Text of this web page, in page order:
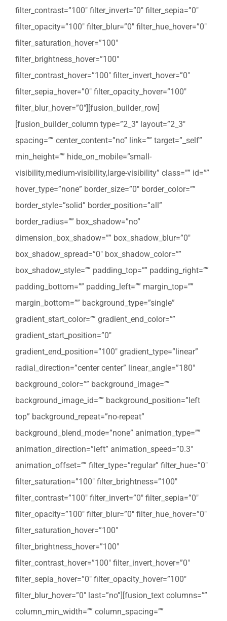
filter_contrast=”100″ filter_invert=”0″ filter_sepia=”0″
filter_opacity=”100″ filter_blur=”0″ filter_hue_hover=”0″
filter_saturation_hover=”100″
filter_brightness_hover=”100″
filter_contrast_hover=”100″ filter_invert_hover=”0″
filter_sepia_hover=”0″ filter_opacity_hover=”100″
filter_blur_hover=”0″][fusion_builder_row]
[fusion_builder_column type=”2_3″ layout=”2_3″
spacing=”” center_content=”no” link=”” target=”_self”
min_height=”” hide_on_mobile=”small-
visibility,medium-visibility,large-visibility” class=”” id=””
hover_type=”none” border_size=”0″ border_color=””
border_style=”solid” border_position=”all”
border_radius=”” box_shadow=”no”
dimension_box_shadow=”” box_shadow_blur=”0″
box_shadow_spread=”0″ box_shadow_color=””
box_shadow_style=”” padding_top=”” padding_right=””
padding_bottom=”” padding_left=”” margin_top=””
margin_bottom=”” background_type=”single”
gradient_start_color=”” gradient_end_color=””
gradient_start_position=”0″
gradient_end_position=”100″ gradient_type=”linear”
radial_direction=”center center” linear_angle=”180″
background_color=”” background_image=””
background_image_id=”” background_position=”left
top” background_repeat=”no-repeat”
background_blend_mode=”none” animation_type=””
animation_direction=”left” animation_speed=”0.3″
animation_offset=”” filter_type=”regular” filter_hue=”0″
filter_saturation=”100″ filter_brightness=”100″
filter_contrast=”100″ filter_invert=”0″ filter_sepia=”0″
filter_opacity=”100″ filter_blur=”0″ filter_hue_hover=”0″
filter_saturation_hover=”100″
filter_brightness_hover=”100″
filter_contrast_hover=”100″ filter_invert_hover=”0″
filter_sepia_hover=”0″ filter_opacity_hover=”100″
filter_blur_hover=”0″ last=”no”][fusion_text columns=””
column_min_width=”” column_spacing=””